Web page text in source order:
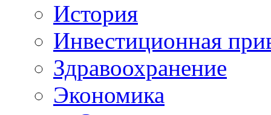
История
Инвестиционная
Здравоохранение
Экономика